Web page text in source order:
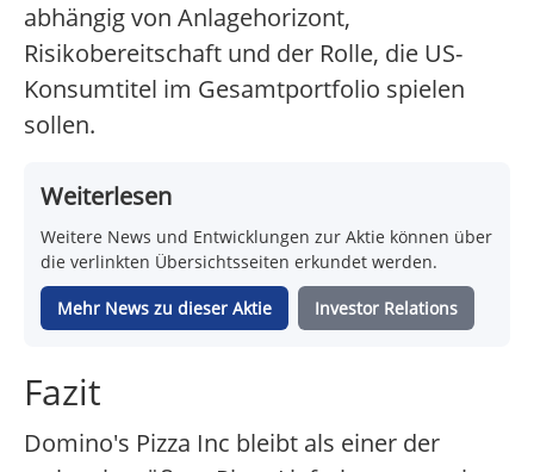
abhängig von Anlagehorizont,
Risikobereitschaft und der Rolle, die US-
Konsumtitel im Gesamtportfolio spielen
sollen.
Weiterlesen
Weitere News und Entwicklungen zur Aktie können über
die verlinkten Übersichtsseiten erkundet werden.
Mehr News zu dieser Aktie Investor Relations
Fazit
Domino's Pizza Inc bleibt als einer der